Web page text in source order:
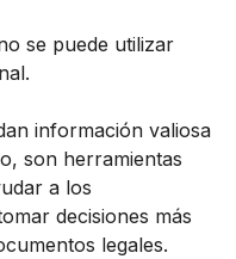
se puede utilizar
información valiosa
son herramientas
a los
decisiones más
legales.